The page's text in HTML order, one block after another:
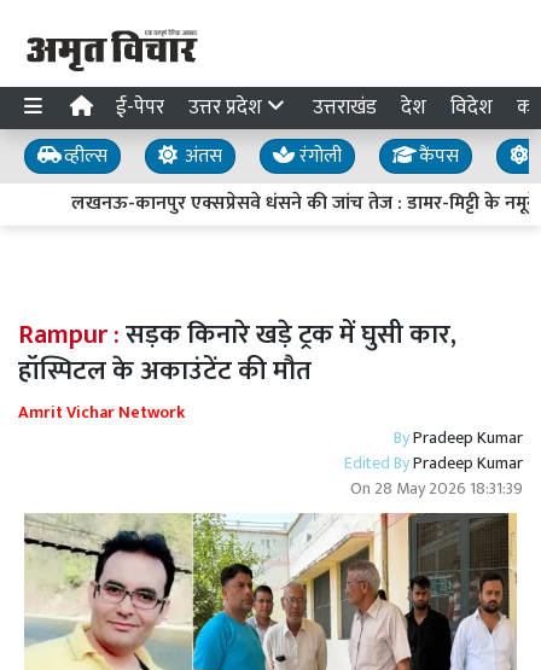
ई-पेपर उत्तर प्रदेश उत्तराखंड देश विदेश
व्हील्स अंतस रंगोली कैंपस
लखनऊ-कानपुर एक्सप्रेसवे धंसने की जांच तेज : डामर-मिट्टी के नमूने
Rampur :सड़क किनारे खड़े ट्रक में घुसी कार,
हॉस्पिटल के अकाउंटेंट की मौत
Amrit Vichar Network
ByPradeep Kumar
Edited ByPradeep Kumar
On 28 May 2026 18:31:39